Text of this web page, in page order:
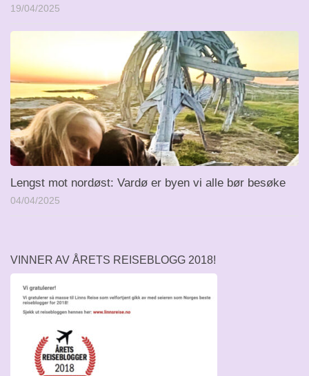
19/04/2025
Lengst mot nordøst: Vardø er byen vi alle bør besøke
04/04/2025
VINNER AV ÅRETS REISEBLOGG 2018!